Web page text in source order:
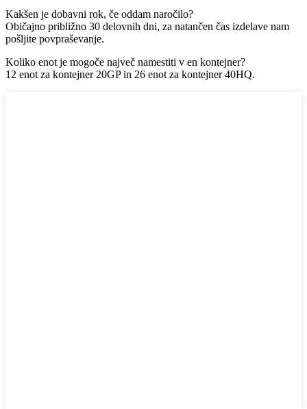
Kakšen je dobavni rok, če oddam naročilo?
Običajno približno 30 delovnih dni, za natančen čas izdelave nam
pošljite povpraševanje.
Koliko enot je mogoče največ namestiti v en kontejner?
12 enot za kontejner 20GP in 26 enot za kontejner 40HQ.